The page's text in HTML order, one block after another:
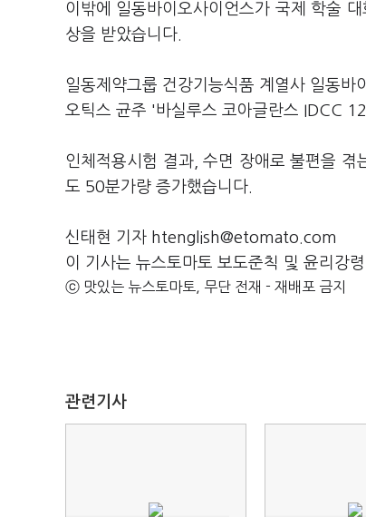
이밖에 일동바이오사이언스가 국제 학술
상을 받았습니다.
일동제약그룹 건강기능식품 계열사 일동
오틱스 균주 '바실루스 코아글란스 IDCC
인체적용시험 결과, 수면 장애로 불편을
도 50분가량 증가했습니다.
신태현 기자 htenglish@etomato.com
이 기사는 뉴스토마토 보도준칙 및 윤리강
ⓒ 맛있는 뉴스토마토, 무단 전재 - 재배포 금지
관련기사